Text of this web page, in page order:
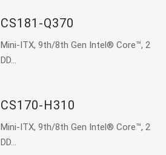
CS181-Q370
Mini-ITX, 9th/8th Gen Intel® Core™, 2
DD...
CS170-H310
Mini-ITX, 9th/8th Gen Intel® Core™, 2
DD...